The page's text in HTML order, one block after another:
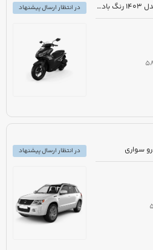
مزایده دولتی موتورسیکلت J200 مدل 1403 رنگ بادمجانی
در انتظار ارسال پیشنهاد
در انتظار ارسال پیشنهاد